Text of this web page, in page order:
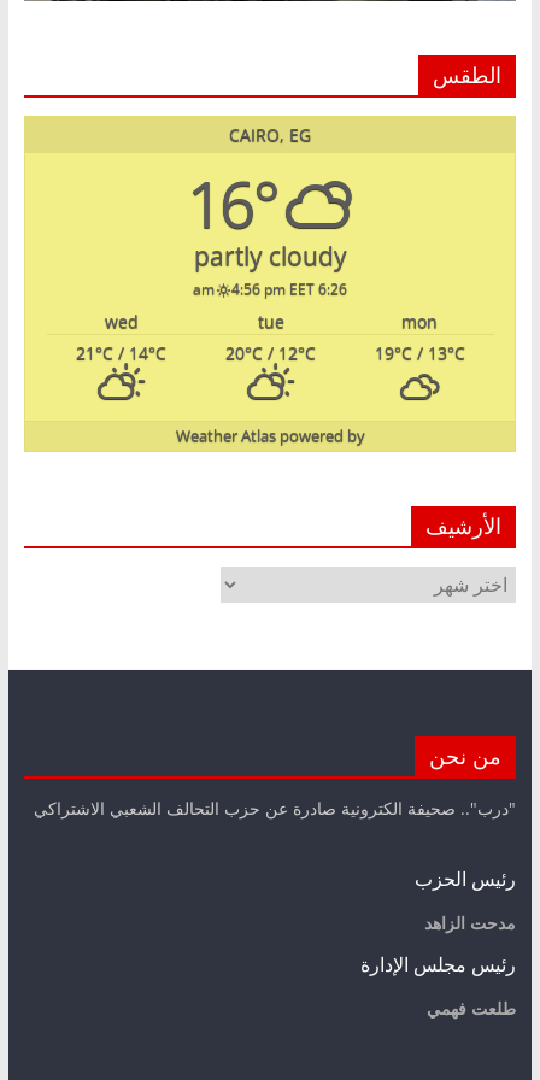
الطقس
CAIRO, EG
16°
partly cloudy
6:26 am
4:56 pm EET
mon
tue
wed
19°C/ 13°C
20°C / 12°C
21°C / 14°C
powered by
Weather Atlas
الأرشيف
الأرشيف
من نحن
"درب".. صحيفة الكترونية صادرة عن حزب التحالف الشعبي الاشتراكي
رئيس الحزب
مدحت الزاهد
رئيس مجلس الإدارة
طلعت فهمي